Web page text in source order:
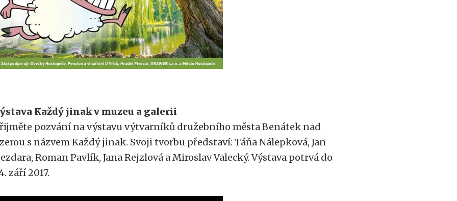
Každý jinak v muzeu a galerii
pozvání na výstavu výtvarníků družebního města Benátek nad
s názvem Každý jinak. Svoji tvorbu představí: Táňa Nálepková, Jan
Roman Pavlík, Jana Rejzlová a Miroslav Valecký. Výstava potrvá do
září 2017.